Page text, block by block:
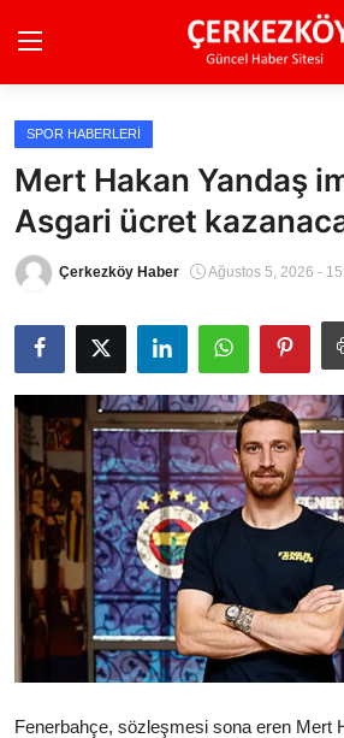
Ana Sayfa
Son Dakika
Ekonomi Haberleri
Magazin Haberleri
Spor Haberleri
Teknoloji Haberleri
Dünya Haberleri
Çerkezköy
SPOR HABERLERI
Mert Hakan Yandaş
Asgari ücret
Çerkezköy Haber Ağustos 5, 2026 -
Fenerbahçe, sözleşmesi sona eren Mert